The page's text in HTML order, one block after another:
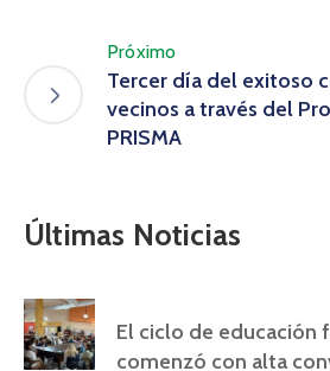
Próximo
Tercer día del exitoso
vecinos a través del
PRISMA
Últimas Noticias
El ciclo de educación
comenzó con alta